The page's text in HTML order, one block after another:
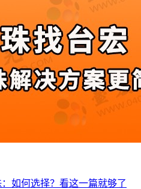
：如何选择？看这一篇就够了